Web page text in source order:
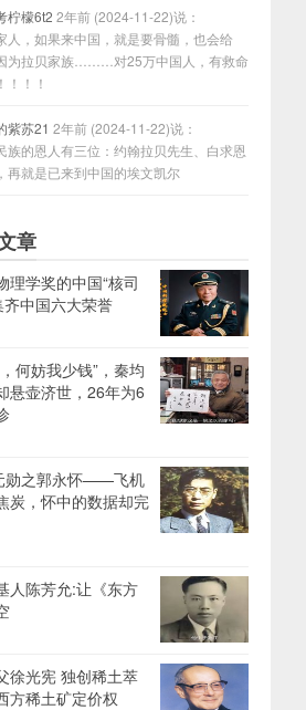
柠檬6t2 2年前 (2024-11-22)说：
人，如果来中国，就是要骨髓，也会给
为拉贝家族………对25万中国人，有救命
！！！
紫苏21 2年前 (2024-11-22)说：
族的恩人有三位：约翰拉贝先生、白求恩
再就是已来到中国的埃文凯尔
章
理学奖的中国“核司
齐中国六大荣誉
何妨我少钱”，秦均
悬壶济世，26年为6
勋之郭永怀——飞机
炭，怀中的数据却完
人陈芳允:让《东方
徐光宪 独创稀土萃
方稀土矿定价权